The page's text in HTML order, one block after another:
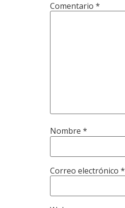
Comentario *
Nombre *
Correo electrónico *